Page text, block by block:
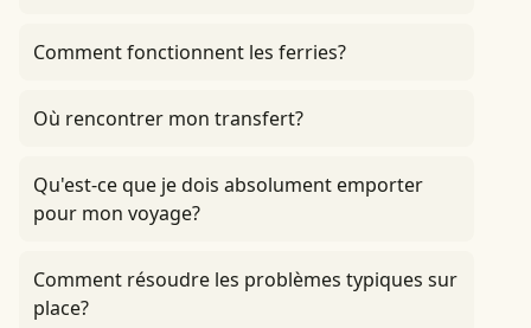
Comment fonctionnent les ferries?
Où rencontrer mon transfert?
Qu'est-ce que je dois absolument emporter
pour mon voyage?
Comment résoudre les problèmes typiques sur
place?